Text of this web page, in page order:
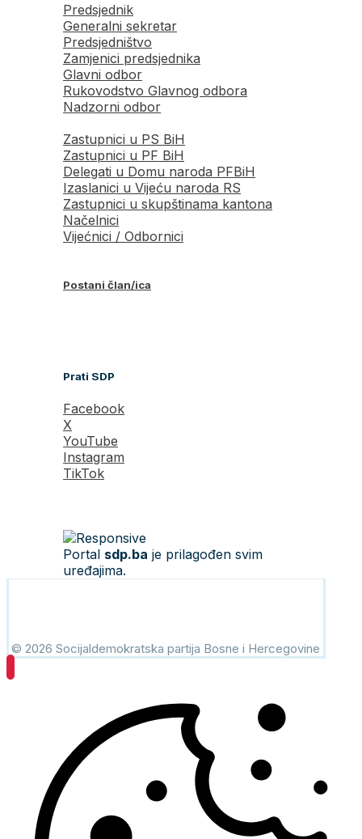
Predsjednik
Generalni sekretar
Predsjedništvo
Zamjenici predsjednika
Glavni odbor
Rukovodstvo Glavnog odbora
Nadzorni odbor
Zastupnici u PS BiH
Zastupnici u PF BiH
Delegati u Domu naroda PFBiH
Izaslanici u Vijeću naroda RS
Zastupnici u skupštinama kantona
Načelnici
Vijećnici / Odbornici
Postani član/ica
Prati SDP
Facebook
X
YouTube
Instagram
TikTok
Portal sdp.ba je prilagođen svim
uređajima.
© 2026 Socijaldemokratska partija Bosne i Hercegovine